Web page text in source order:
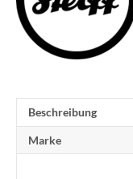
Beschreibung
Marke